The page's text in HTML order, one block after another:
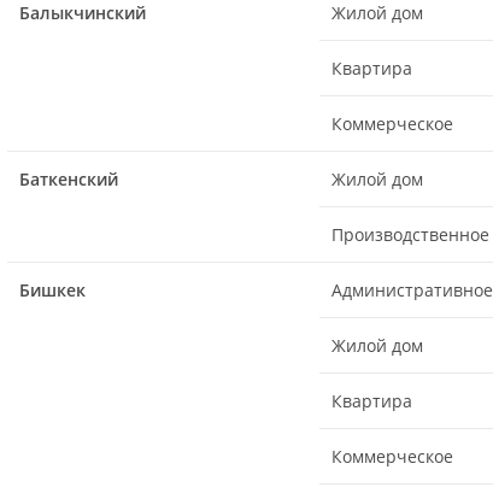
Балыкчинский Жилой дом
Квартира
Коммерческое
Баткенский Жилой дом
Производственное
Бишкек Административное
Жилой дом
Квартира
Коммерческое